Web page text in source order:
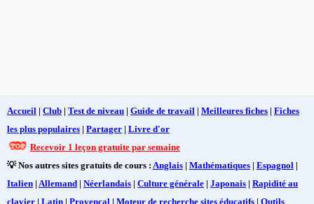
Accueil | Club | Test de niveau | Guide de travail | Meilleures fiches | Fiches
les plus populaires | Partager | Livre d'or
Recevoir 1 leçon gratuite par semaine
💡 Nos autres sites gratuits de cours : Anglais | Mathématiques | Espagnol |
Italien | Allemand | Néerlandais | Culture générale | Japonais | Rapidité au
clavier | Latin | Provençal | Moteur de recherche sites éducatifs | Outils